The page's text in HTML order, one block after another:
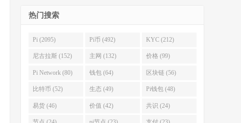
热门搜索
Pi (2095) Pi币 (492) KYC (212)
尼古拉斯 (152) 主网 (132) 价格 (99)
Pi Network (80) 钱包 (64) 区块链 (56)
比特币 (52) 生态 (49) Pi钱包 (48)
易货 (46) 价值 (42) 共识 (24)